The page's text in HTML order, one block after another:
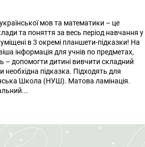
мов та математики – це
та поняття за весь період навчання у
в 3 окремі планшети-підказки! На
інформація для учнів по предметах,
– допомогти дитині вивчити складний
підказка. Підходять для
Школа (НУШ). Матова ламінація.